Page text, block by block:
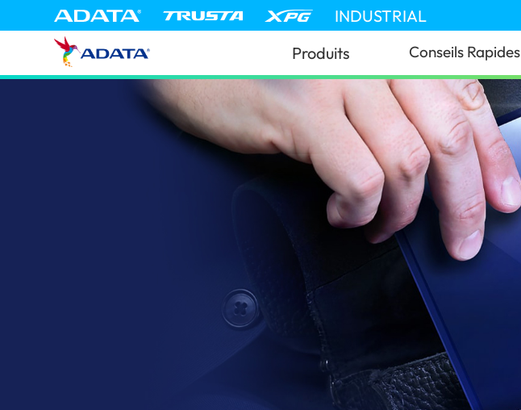
INDUSTRIAL
Produits Conseils Rapides